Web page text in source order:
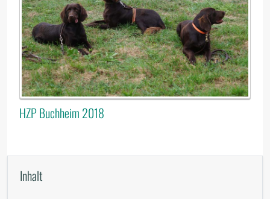
HZP Buchheim 2018
Inhalt